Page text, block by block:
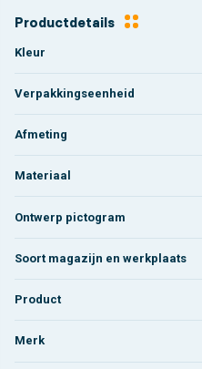
Productdetails
Kleur
Verpakkingseenheid
Afmeting
Materiaal
Ontwerp pictogram
Soort magazijn en werkplaats
Product
Merk